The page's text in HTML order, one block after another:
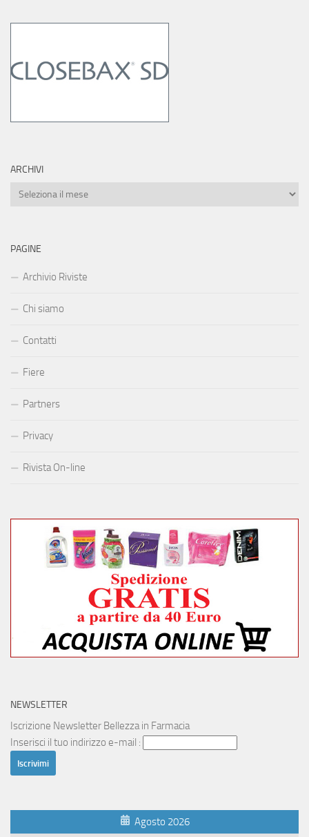
ARCHIVI
Archivi
PAGINE
Archivio Riviste
Chi siamo
Contatti
Fiere
Partners
Privacy
Rivista On-line
NEWSLETTER
Iscrizione Newsletter Bellezza in Farmacia
Inserisci il tuo indirizzo e-mail :
Agosto 2026